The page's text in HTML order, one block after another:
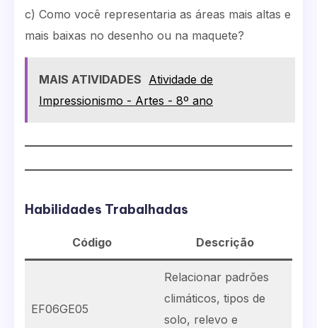
c) Como você representaria as áreas mais altas e
mais baixas no desenho ou na maquete?
MAIS ATIVIDADES Atividade de
Impressionismo - Artes - 8º ano
Habilidades Trabalhadas
Código Descrição
EF06GE05
Relacionar padrões
climáticos, tipos de
solo, relevo e